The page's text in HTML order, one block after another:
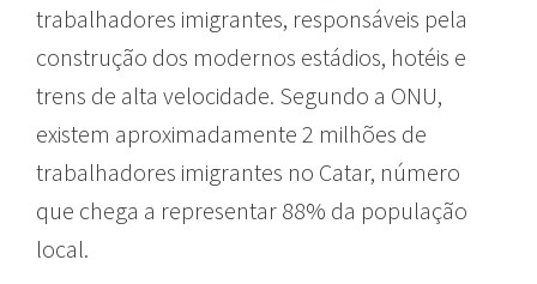
trabalhadores imigrantes, responsáveis pela
construção dos modernos estádios, hotéis e
trens de alta velocidade. Segundo a ONU,
existem aproximadamente 2 milhões de
trabalhadores imigrantes no Catar, número
que chega a representar 88% da população
local.